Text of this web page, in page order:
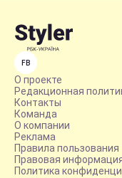
FB
О проекте
Редакционная
Контакты
Команда
О компании
Реклама
Правила пользования
Правовая
Политика